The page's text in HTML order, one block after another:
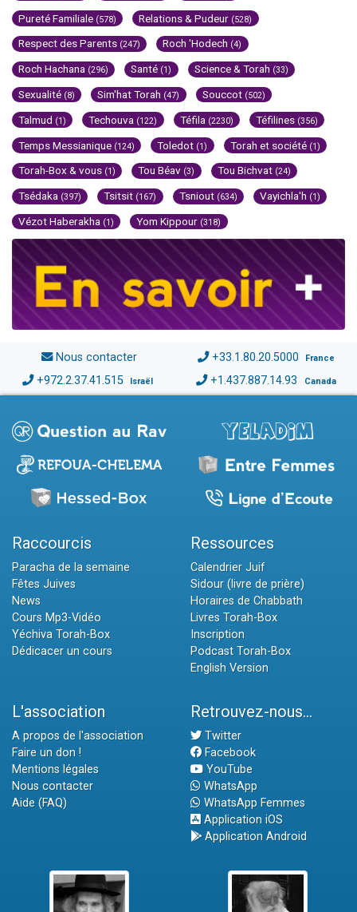
Pureté Familiale (578) Relations & Pudeur (528)
Respect des Parents (247) Roch 'Hodech (4)
Roch Hachana (296) Santé (1) Science & Torah (33)
Sexualité (8) Sim'hat Torah (47) Souccot (502)
Talmud (1) Techouva (122) Téfila (2230) Téfilines (356)
Temps Messianique (124) Toledot (1) Torah et société (1)
Torah-Box & vous (1) Tou Béav (3) Tou Bichvat (24)
Tsédaka (397) Tsitsit (167) Tsniout (634) Vayichla'h (1)
Vézot Haberakha (1) Yom Kippour (318)
Nous contacter +33.1.80.20.5000 France
+972.2.37.41.515 Israël +1.437.887.14.93 Canada
Raccourcis
Paracha de la semaine
Fêtes Juives
News
Cours Mp3-Vidéo
Yéchiva Torah-Box
Dédicacer un cours
Ressources
Calendrier Juif
Sidour (livre de prière)
Horaires de Chabbath
Livres Torah-Box
Inscription
Podcast Torah-Box
English Version
L'association
A propos de l'association
Faire un don !
Mentions légales
Nous contacter
Aide (FAQ)
Retrouvez-nous...
Twitter
Facebook
YouTube
WhatsApp
WhatsApp Femmes
Application iOS
Application Android